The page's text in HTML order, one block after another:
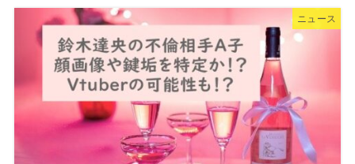
ニュース